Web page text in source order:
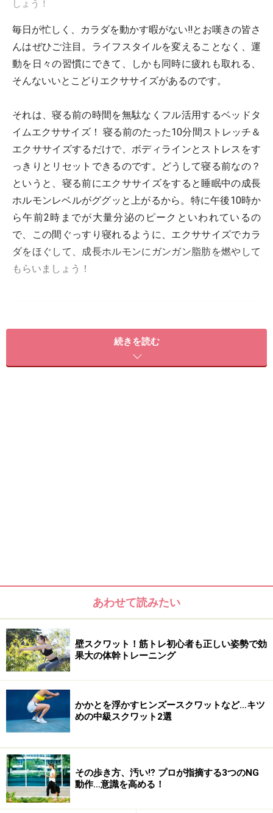
しょう！
毎日が忙しく、カラダを動かす暇がない!!とお嘆きの皆さ
んはぜひご注目。ライフスタイルを変えることなく、運
動を日々の習慣にできて、しかも同時に疲れも取れる、
そんないいとこどりエクササイズがあるのです。
それは、寝る前の時間を無駄なくフル活用するベッドタ
イムエクササイズ！ 寝る前のたった10分間ストレッチ＆
エクササイズするだけで、ボディラインとストレスをす
っきりとリセットできるのです。どうして寝る前なの？
というと、寝る前にエクササイズをすると睡眠中の成長
ホルモンレベルがググッと上がるから。特に午後10時か
ら午前2時までが大量分泌のピークといわれているの
で、この間ぐっすり寝れるように、エクササイズでカラ
ダをほぐして、成長ホルモンにガンガン脂肪を燃やして
もらいましょう！
まずはストレッチで眠りの質を高める準備
開脚で歪みを正し、ウエストを引き締める！
も荒れて……となりかねません。そこで、まずカラダ全体
をほぐすヨガ・ストレッチを３つご紹介します。それぞ
れ、呼吸をゆっくり動きに合わせて、伸ばす、ねじるを
意識して無理なくカラダをほぐしていきましょう。
【チャイルド・ポーズ】
このポーズは、上半身を伸ばしてリラックスさせてくれ
ます。ゆっくり息を吐きながら、お尻をかかとの上に乗
せ、腕からお尻までゆっくり伸ばします。この時、腕や
首の力は抜きましょう。
続きを読む
あわせて読みたい
壁スクワット！筋トレ初心者も正しい姿勢で効
果大の体幹トレーニング
かかとを浮かすヒンズースクワットなど…キツ
めの中級スクワット2選
その歩き方、汚い⁉ プロが指摘する3つのNG
動作…意識を高める！